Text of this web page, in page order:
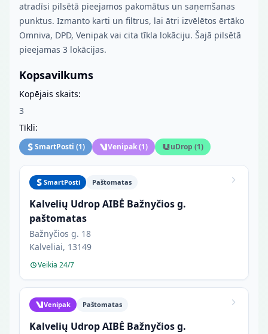
atradīsi pilsētā pieejamos pakomātus un saņemšanas
punktus. Izmanto karti un filtrus, lai ātri izvēlētos ērtāko
Omniva, DPD, Venipak vai cita tīkla lokāciju. Šajā pilsētā
pieejamas 3 lokācijas.
Kopsavilkums
Kopējais skaits:
3
Tīkli:
SmartPosti (1) Venipak(1) uDrop (1)
SmartPosti Paštomatas
Kalvelių Udrop AIBĖ Bažnyčios g.
paštomatas
Bažnyčios g. 18
Kalveliai, 13149
Veikia 24/7
Venipak Paštomatas
Kalvelių Udrop AIBĖ Bažnyčios g.